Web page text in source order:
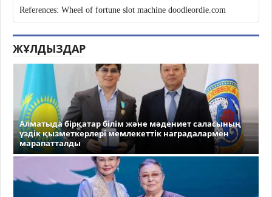
References: Wheel of fortune slot machine doodleordie.com
ЖҰЛДЫЗДАР
Алматыда бірқатар білім және мәдениет саласының
үздік қызметкерлері мемлекеттік наградалармен
марапатталды